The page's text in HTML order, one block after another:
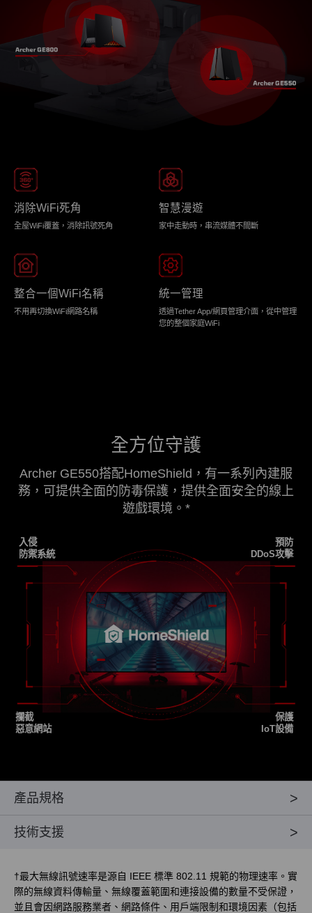
消除WiFi死角
全屋WiFi覆蓋，消除訊號死角
智慧漫遊
家中走動時，串流媒體不間斷
整合一個WiFi名稱
不用再切換WiFi網路名稱
統一管理
透過Tether App/網頁管理介面，從中管理
您的整個家庭WiFi
全方位守護
Archer GE550搭配HomeShield，有一系列內建服
務，可提供全面的防毒保護，提供全面安全的線上
遊戲環境。 *
入侵
防禦系統
預防
DDoS攻擊
攔截
惡意網站
保護
IoT設備
產品規格
技術支援
†最大無線訊號速率是源自 IEEE 標準 802.11 規範的物理速率。實
際的無線資料傳輸量、無線覆蓋範圍和連接設備的數量不受保證，
並且會因網路服務業者、網路條件、用戶端限制和環境因素（包括